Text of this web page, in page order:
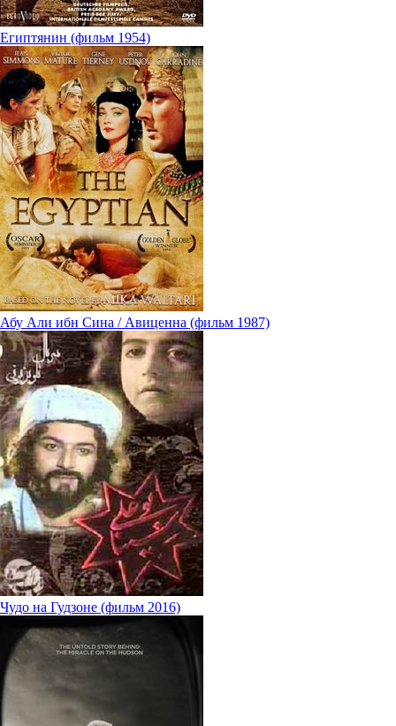
Египтянин (фильм 1954)
Абу Али ибн Сина / Авиценна (фильм 1987)
Чудо на Гудзоне (фильм 2016)